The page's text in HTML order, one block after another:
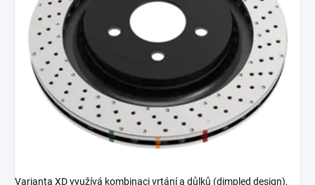
Varianta XD využívá kombinaci vrtání a důlků (dimpled design),